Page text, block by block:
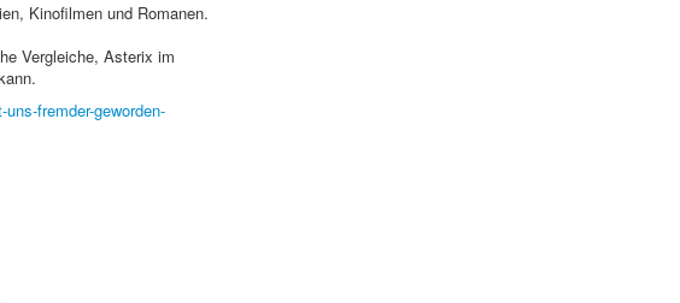
Kinofilmen und Romanen.
Vergleiche, Asterix im
fremder-geworden-